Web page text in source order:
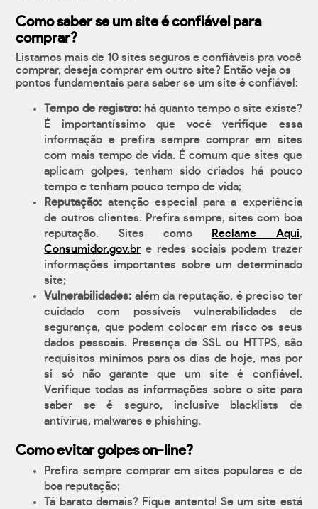
Como saber se um site é confiável para
comprar?
Listamos mais de 10 sites seguros e confiáveis pra você
comprar, deseja comprar em outro site? Então veja os
pontos fundamentais para saber se um site é confiável:
Tempo de registro:há quanto tempo o site existe?
É importantíssimo que você verifique essa
informação e prefira sempre comprar em sites
com mais tempo de vida. É comum que sites que
aplicam golpes, tenham sido criados há pouco
tempo e tenham pouco tempo de vida;
Reputação: atenção especial para a experiência
de outros clientes. Prefira sempre, sites com boa
reputação. Sites como
Reclame Aqui,
Consumidor.gov.br e redes sociais podem trazer
informações importantes sobre um determinado
site;
Vulnerabilidades: além da reputação, é preciso ter
cuidado com possíveis vulnerabilidades de
segurança, que podem colocar em risco os seus
dados pessoais. Presença de SSL ou HTTPS, são
requisitos mínimos para os dias de hoje, mas por
si só não garante que um site é confiável.
Verifique todas as informações sobre o site para
saber se é seguro, inclusive blacklists de
antívirus, malwares e phishing.
Como evitar golpes on-line?
Prefira sempre comprar em sites populares e de
boa reputação;
Tá barato demais? Fique antento! Se um site está